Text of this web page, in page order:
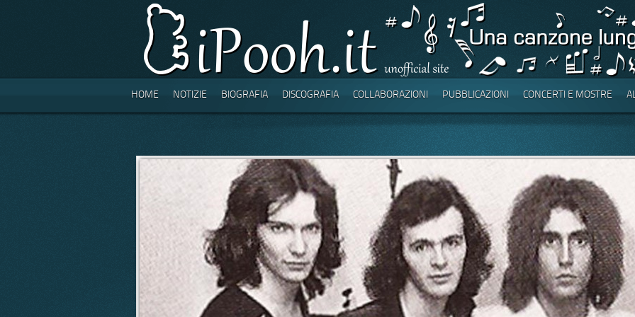
HOME NOTIZIE BIOGRAFIA DISCOGRAFIA COLLABORAZIONI PUBBLICAZIONI CONCERTI E MOSTRE